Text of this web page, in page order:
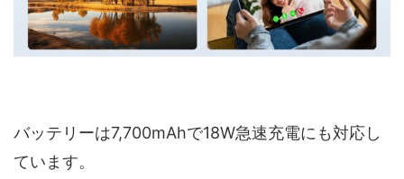
バッテリーは7,700mAhで18W急速充電にも対応し
ています。